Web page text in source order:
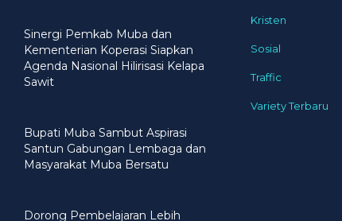
Sinergi Pemkab Muba dan
Kementerian Koperasi Siapkan
Agenda Nasional Hilirisasi Kelapa
Sawit
Bupati Muba Sambut Aspirasi
Santun Gabungan Lembaga dan
Masyarakat Muba Bersatu
Dorong Pembelajaran Lebih
Kristen
Sosial
Traffic
Variety Terbaru